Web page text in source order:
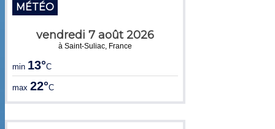
MÉTÉO
vendredi 7 août 2026
à Saint-Suliac, France
min 13°C
max 22°C